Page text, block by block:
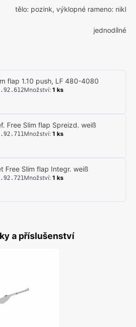
tělo: pozink, výklopné rameno: nikl
jednodílné
flap 1.10 push, LF 480-4080
Množství: 1 ks
Free Slim flap Spreizd. weiß
Množství: 1 ks
Free Slim flap Integr. weiß
Množství: 1 ks
a příslušenství